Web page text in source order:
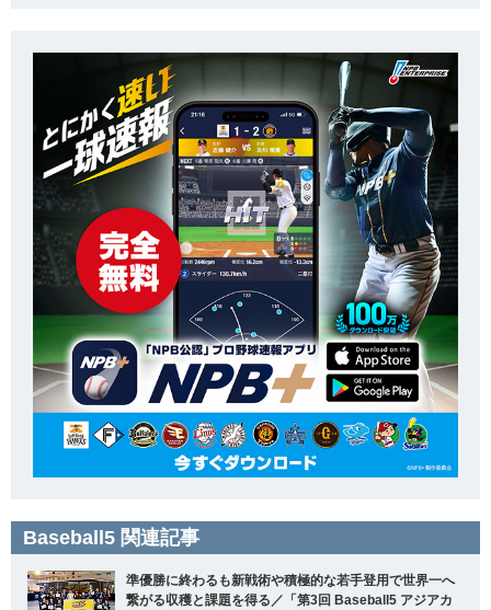
Baseball5 関連記事
準優勝に終わるも新戦術や積極的な若手登用で世界一へ
繋がる収穫と課題を得る／「第3回 Baseball5 アジアカ